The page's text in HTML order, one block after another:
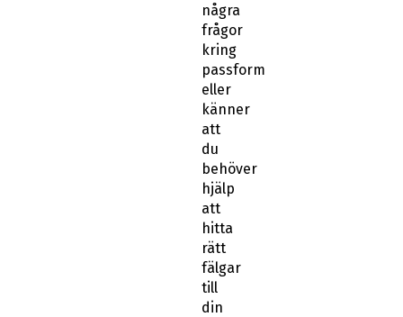
några
frågor
kring
passform
eller
känner
att
du
behöver
hjälp
att
hitta
rätt
fälgar
till
din